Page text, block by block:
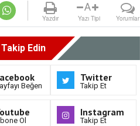
Yazdır
A
Yazı Tipi Yorumlar
Takip Edin
Beğen
Twitter
Takip Et
Ol
Instagram
Takip Et